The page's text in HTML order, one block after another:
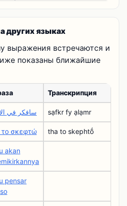
других языках
выражения встречаются и
показаны ближайшие
Транскрипция
سافكر في sạfkr fy ạlạmr
το σκεφτώ tha to skephtṓ
akan
pensar